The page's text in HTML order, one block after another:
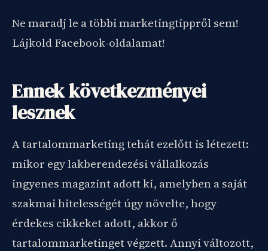
Ne maradj le a többi marketingtippről sem!
Lájkold Facebook-oldalamat!
Ennek következményei
lesznek
A tartalommarketing tehát ezelőtt is létezett:
mikor egy lakberendezési vállalkozás
ingyenes magazint adott ki, amelyben a saját
szakmai hitelességét úgy növelte, hogy
érdekes cikkeket adott, akkor ő
tartalommarketinget végzett. Annyi változott,